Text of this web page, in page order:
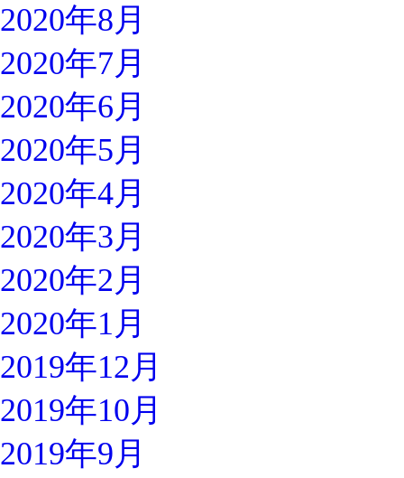
2020年8月
2020年7月
2020年6月
2020年5月
2020年4月
2020年3月
2020年2月
2020年1月
2019年12月
2019年10月
2019年9月